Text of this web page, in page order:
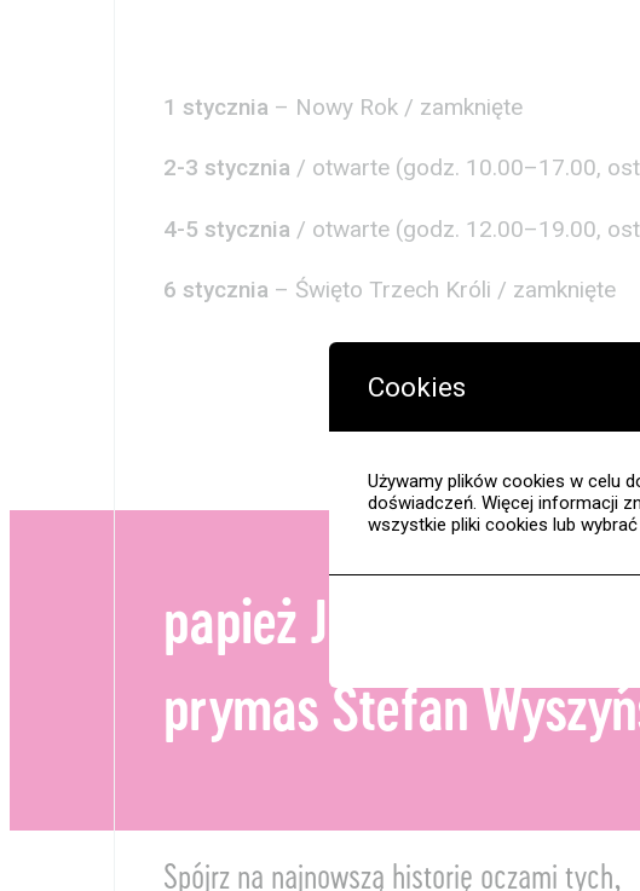
Nauka
Projekty
Kolekcja im. Jana Pawła
1 stycznia – Nowy Rok / zamknięte
2-3 stycznia / otwarte (godz. 10.00–17.00,
4-5 stycznia / otwarte (godz. 12.00–19.00,
6 stycznia – Święto Trzech Króli / zamknięte
papież Jan Paweł II
prymas Stefan
Spójrz na najnowszą historię oczami tych,
Cookies
Używamy plików cookies w celu
doświadczeń. Więcej informacji
wszystkie pliki cookies lub